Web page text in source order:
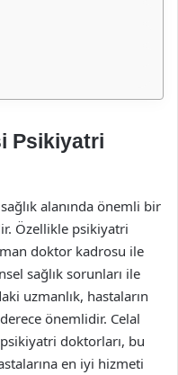
Psikiyatri
alanında önemli bir
Özellikle psikiyatri
doktor kadrosu ile
sağlık sorunları ile
uzmanlık, hastaların
önemlidir. Celal
doktorları, bu
en iyi hizmeti